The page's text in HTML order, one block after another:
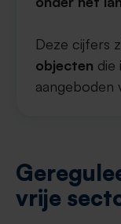
Deze cijfers
objecten die
aangeboden
vrije